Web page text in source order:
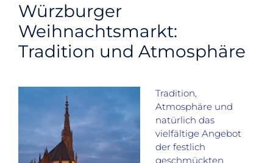
Würzburger
Weihnachtsmarkt:
Tradition und Atmosphäre
Tradition,
Atmosphäre und
natürlich das
vielfältige Angebot
der festlich
geschmückten